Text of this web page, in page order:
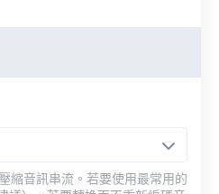
縮音訊串流。若要使用最常用的